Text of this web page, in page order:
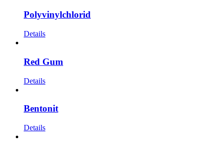
Polyvinylchlorid
Details
Red Gum
Details
Bentonit
Details